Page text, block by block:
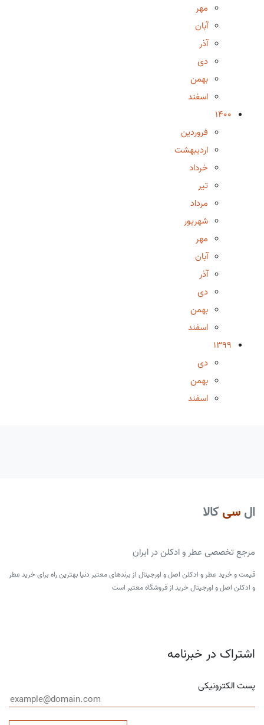
مهر
آبان
آذر
دی
بهمن
اسفند
1400
فروردین
اردیبهشت
خرداد
تیر
مرداد
شهریور
مهر
آبان
آذر
دی
بهمن
اسفند
1399
دی
بهمن
اسفند
ال سی کالا
مرجع تخصصی عطر و ادکلن در ایران
قیمت و خرید عطر و ادکلن اصل و اورجینال از برندهای معتبر دنیا بهترین راه برای خرید عطر
و ادکلن اصل و اورجینال خرید از فروشگاه معتبر است
اشتراک در خبرنامه
پست الکترونیکی